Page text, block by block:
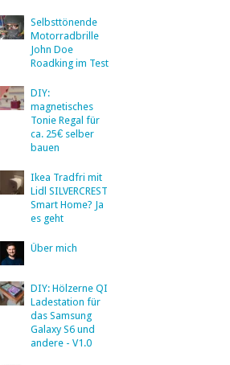
Selbsttönende
Motorradbrille
John Doe
Roadking im Test
DIY:
magnetisches
Tonie Regal für
ca. 25€ selber
bauen
Ikea Tradfri mit
Lidl SILVERCREST
Smart Home? Ja
es geht
Über mich
DIY: Hölzerne QI
Ladestation für
das Samsung
Galaxy S6 und
andere - V1.0